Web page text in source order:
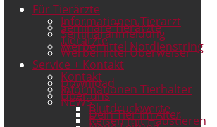
Für Tierärzte
Informationen Tierarzt
Seminare Tierärzte
Seminaranmeldung
Tierärzte
Werbemittel Notdienstring
Werbemittel Überweiser
Service + Kontakt
Kontakt
Download
Informationen Tierhalter
Über uns
NEWSBlutdruckwerte
Dein Tier im Alter
Reisen mit Haustieren